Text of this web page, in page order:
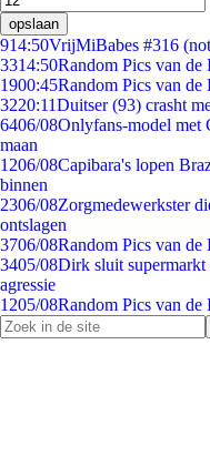
opslaan
914:50VrijMiBabes #316
3314:50Random Pics van de
1900:45Random Pics van de
3220:11Duitser (93) crasht
6406/08Onlyfans-model met
maan
1206/08Capibara's lopen
binnen
2306/08Zorgmedewerkster
ontslagen
3706/08Random Pics van de
3405/08Dirk sluit supermarkt
agressie
1205/08Random Pics van de